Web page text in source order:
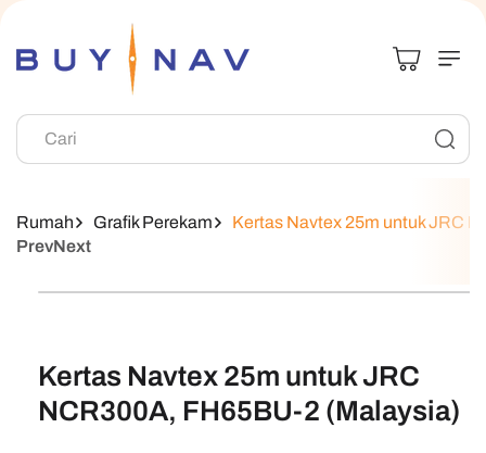
Cari
Rumah Grafik Perekam
Kertas Navtex 25m untuk JRC
PrevNext
Langsung Ke
Kertas Navtex 25m untuk JRC
NCR300A, FH65BU-2 (Malaysia)